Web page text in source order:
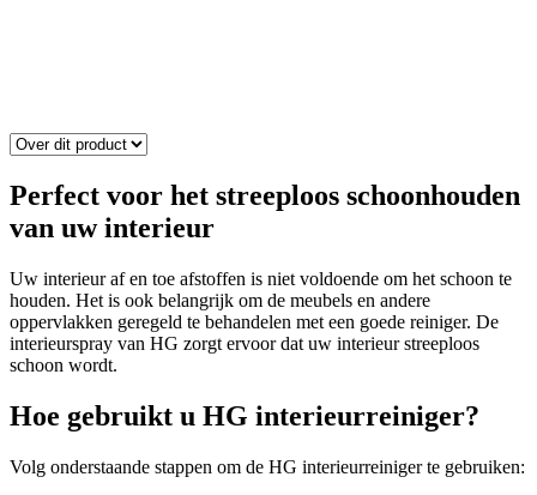
Perfect voor het streeploos schoonhouden
van uw interieur
Uw interieur af en toe afstoffen is niet voldoende om het schoon te
houden. Het is ook belangrijk om de meubels en andere
oppervlakken geregeld te behandelen met een goede reiniger. De
interieurspray van HG zorgt ervoor dat uw interieur streeploos
schoon wordt.
Hoe gebruikt u HG interieurreiniger?
Volg onderstaande stappen om de HG interieurreiniger te gebruiken: